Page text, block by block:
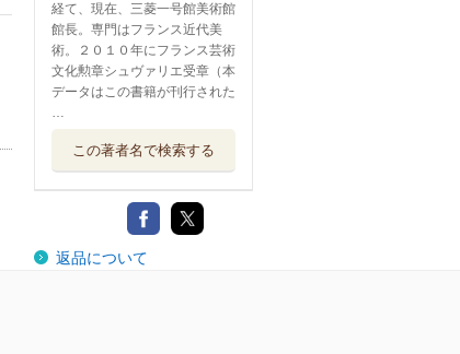
経て、現在、三菱一号館美術館
館長。専門はフランス近代美
術。２０１０年にフランス芸術
文化勲章シュヴァリエ受章（本
データはこの書籍が刊行された
…
この著者名で検索する
返品について